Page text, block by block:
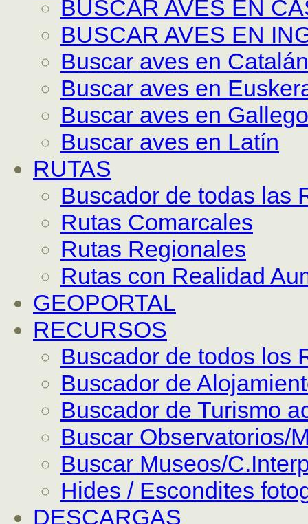
BUSCAR AVES EN
BUSCAR AVES EN
Buscar aves en Catalán
Buscar aves en
Buscar aves en Gallego
Buscar aves en Latín
RUTAS
Buscador de todas las
Rutas Comarcales
Rutas Regionales
Rutas con Realidad
GEOPORTAL
RECURSOS
Buscador de todos los
Buscador de
Buscador de Turismo
Buscar Observatorios/
Buscar Museos/
Hides / Escondites
DESCARGAS